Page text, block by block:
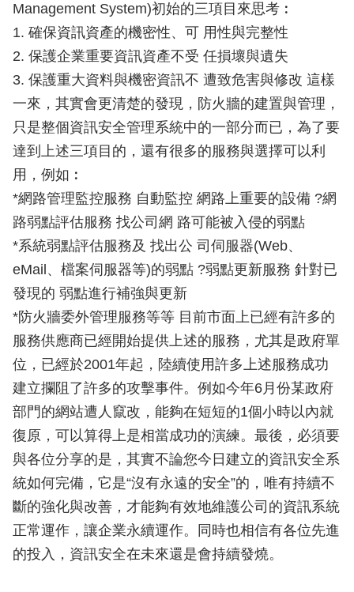
Management System)初始的三項目來思考︰
1. 確保資訊資產的機密性、可 用性與完整性
2. 保護企業重要資訊資產不受 任損壞與遺失
3. 保護重大資料與機密資訊不 遭致危害與修改 這樣
一來，其實會更清楚的發現，防火牆的建置與管理，
只是整個資訊安全管理系統中的一部分而已，為了要
達到上述三項目的，還有很多的服務與選擇可以利
用，例如︰
*網路管理監控服務 自動監控 網路上重要的設備 ?網
路弱點評估服務 找公司網 路可能被入侵的弱點
*系統弱點評估服務及 找出公 司伺服器(Web、
eMail、檔案伺服器等)的弱點 ?弱點更新服務 針對已
發現的 弱點進行補強與更新
*防火牆委外管理服務等等 目前市面上已經有許多的
服務供應商已經開始提供上述的服務，尤其是政府單
位，已經於2001年起，陸續使用許多上述服務成功
建立攔阻了許多的攻擊事件。例如今年6月份某政府
部門的網站遭人竄改，能夠在短短的1個小時以內就
復原，可以算得上是相當成功的演練。最後，必須要
與各位分享的是，其實不論您今日建立的資訊安全系
統如何完備，它是“沒有永遠的安全”的，唯有持續不
斷的強化與改善，才能夠有效地維護公司的資訊系統
正常運作，讓企業永續運作。同時也相信有各位先進
的投入，資訊安全在未來還是會持續發燒。